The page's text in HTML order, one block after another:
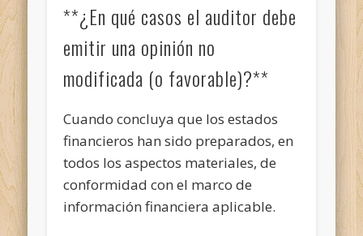
**¿En qué casos el auditor debe
emitir una opinión no
modificada (o favorable)?**
Cuando concluya que los estados
financieros han sido preparados, en
todos los aspectos materiales, de
conformidad con el marco de
información financiera aplicable.